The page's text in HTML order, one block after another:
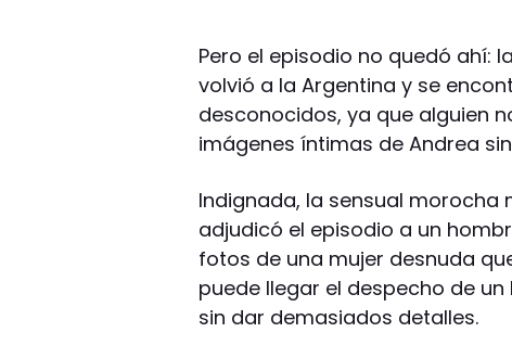
Pero el episodio no quedó ahí:
volvió a la Argentina y se
desconocidos, ya que alguien
imágenes íntimas de Andrea
Indignada, la sensual morocha
adjudicó el episodio a un
fotos de una mujer desnuda
puede llegar el despecho de un
sin dar demasiados detalles.